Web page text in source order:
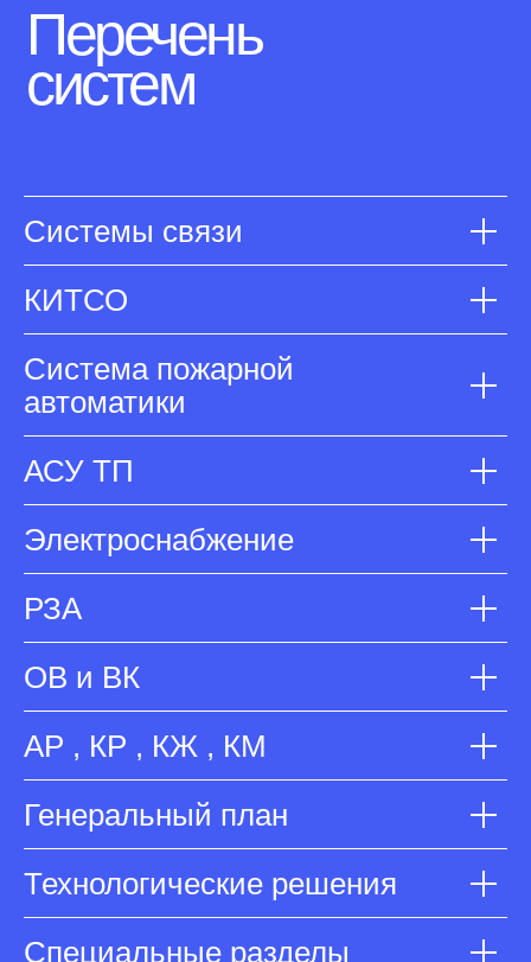
Перечень
систем
Системы связи
КИТСО
Система пожарной
автоматики
АСУ ТП
Электроснабжение
РЗА
ОВ и ВК
АР , КР , КЖ , КМ
Генеральный план
Технологические решения
Специальные разделы